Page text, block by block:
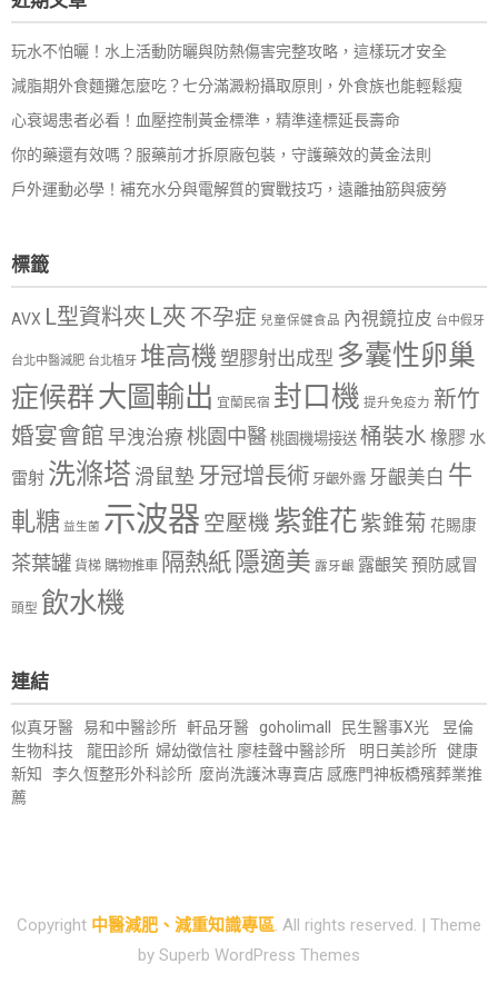
玩水不怕曬！水上活動防曬與防熱傷害完整攻略，這樣玩才安全
減脂期外食麵攤怎麼吃？七分滿澱粉攝取原則，外食族也能輕鬆瘦
心衰竭患者必看！血壓控制黃金標準，精準達標延長壽命
你的藥還有效嗎？服藥前才拆原廠包裝，守護藥效的黃金法則
戶外運動必學！補充水分與電解質的實戰技巧，遠離抽筋與疲勞
標籤
AVX L型資料夾 L夾 不孕症 兒童保健食品 內視鏡拉皮 台中假牙
台北中醫減肥 台北植牙 堆高機塑膠射出成型 多囊性卵巢
症候群大圖輸出 宜蘭民宿 封口機 提升免疫力 新竹
婚宴會館 早洩治療 桃園中醫 桃園機場接送 桶裝水 橡膠 水
雷射 洗滌塔 滑鼠墊 牙冠增長術 牙齦外露 牙齦美白 牛
軋糖 益生菌 示波器 空壓機 紫錐花紫錐菊 花賜康
茶葉罐 貨梯 購物推車 隔熱紙 隱適美 露牙齦 露齦笑預防感冒
頭型 飲水機
連結
似真牙醫 易和中醫診所 軒品牙醫 goholimall 民生醫事X光
昱倫
生物科技
龍田診所 婦幼徵信社 廖桂聲中醫診所 明日美診所 健康
新知
李久恆整形外科診所 麼尚洗護沐專賣店 感應門神板橋殯葬業推
薦
Copyright 中醫減肥、減重知識專區 . All rights reserved. | Theme
by Superb WordPress Themes